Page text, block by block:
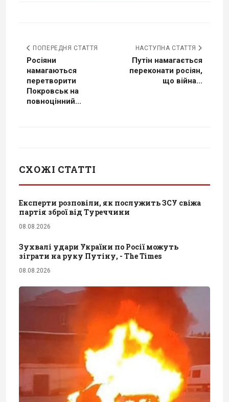
ПОПЕРЕДНЯ СТАТТЯ
Росіяни
намагаються
перетворити
Покровськ на
повноцінний...
НАСТУПНА СТАТТЯ
Путін намагається
переконати росіян,
що війна...
СХОЖІ СТАТТІ
Експерти розповіли, як послужить ЗСУ свіжа
партія зброї від Туреччини
08.08.2026
Зухвалі удари України по Росії можуть
зіграти на руку Путіну, - The Times
08.08.2026